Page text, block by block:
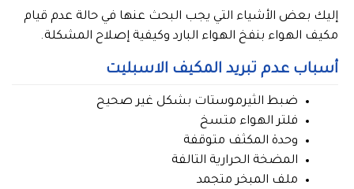
إليك بعض الأشياء التي يجب البحث عنها في حالة عدم قيام
مكيف الهواء بنفخ الهواء البارد وكيفية إصلاح المشكلة.
أسباب عدم تبريد المكيف الاسبليت
ضبط الثيرموستات بشكل غير صحيح
فلتر الهواء متسخ
وحدة المكثف متوقفة
المضخة الحرارية التالفة
ملف المبخر متجمد